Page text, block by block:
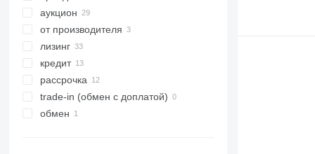
аукцион
от производителя
лизинг
кредит
рассрочка
trade-in (обмен с доплатой)
обмен